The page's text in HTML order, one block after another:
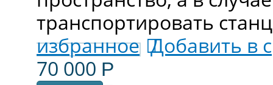
транспортировать
избранное Добавить в
70 000 Р